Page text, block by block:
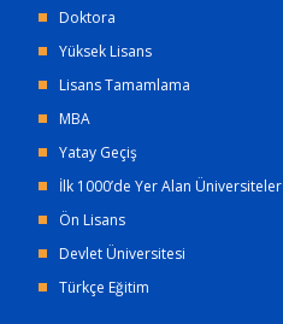
Doktora
Yüksek Lisans
Lisans Tamamlama
MBA
Yatay Geçiş
İlk 1000’de Yer Alan Üniversiteler
Ön Lisans
Devlet Üniversitesi
Türkçe Eğitim